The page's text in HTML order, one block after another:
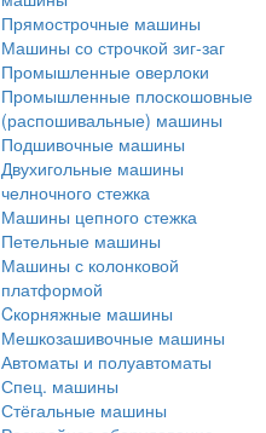
Прямострочные машины
Машины со строчкой зиг-заг
Промышленные оверлоки
Промышленные плоскошовные
(распошивальные) машины
Подшивочные машины
Двухигольные машины
челночного стежка
Машины цепного стежка
Петельные машины
Машины с колонковой
платформой
Cкорняжные машины
Мешкозашивочные машины
Автоматы и полуавтоматы
Спец. машины
Стёгальные машины